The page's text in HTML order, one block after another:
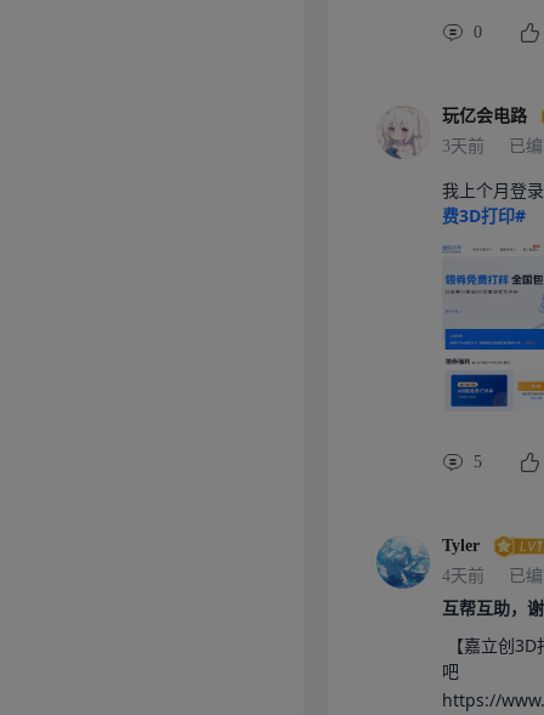
0
玩亿会电路
3天前
已
我上个月登
费3D打印#
5
Tyler
4天前
已
互帮互助，
吧
https://